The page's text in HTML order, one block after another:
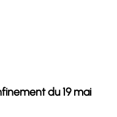
du 19 mai